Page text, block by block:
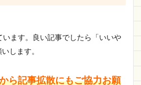
います。良い記事でしたら「いいや
します。
ら記事拡散にもご協力お願